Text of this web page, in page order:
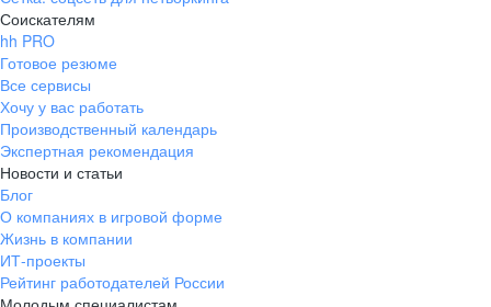
Соискателям
hh PRO
Готовое резюме
Все сервисы
Хочу у вас работать
Производственный календарь
Экспертная рекомендация
Новости и статьи
Блог
О компаниях в игровой форме
Жизнь в компании
ИТ-проекты
Рейтинг работодателей России